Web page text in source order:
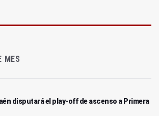
MES
disputará el play-off de ascenso a Primera